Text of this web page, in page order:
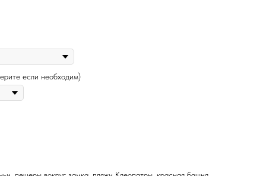
если необходим)